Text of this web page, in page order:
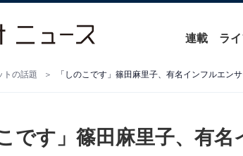
連載 ラ
トの話題 「しのこです」篠田麻里子、有名インフルエン
です」篠田麻里子、有